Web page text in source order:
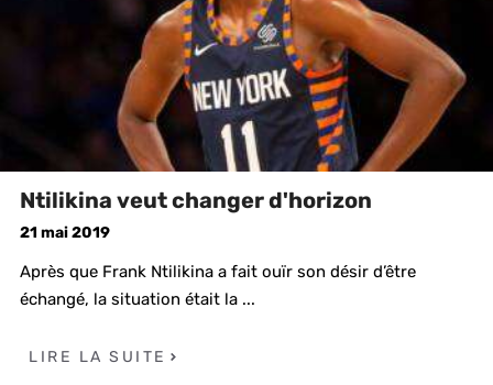
Ntilikina veut changer d'horizon
21 mai 2019
Après que Frank Ntilikina a fait ouïr son désir d’être
échangé, la situation était la ...
LIRE LA SUITE